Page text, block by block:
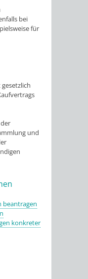
bei
für
und
beantragen
konkreter